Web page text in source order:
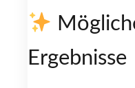
Ergebnisse